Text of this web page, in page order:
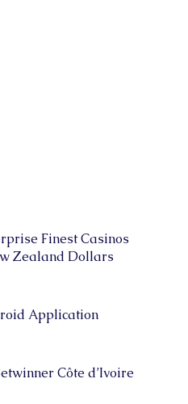
Finest Casinos
Zealand Dollars
Application
Côte d’Ivoire